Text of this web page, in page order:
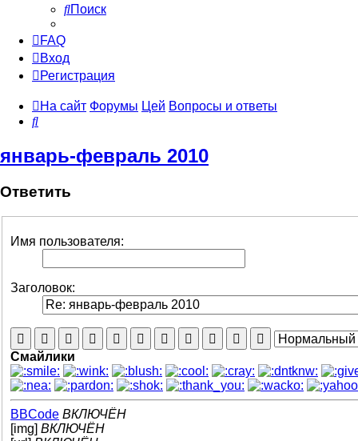
Поиск
FAQ
Вход
Регистрация
На сайт Форумы Цей Вопросы и ответы
Поиск
январь-февраль 2010
Ответить
Имя пользователя:
Заголовок:
Смайлики
BBCode ВКЛЮЧЁН
[img] ВКЛЮЧЁН